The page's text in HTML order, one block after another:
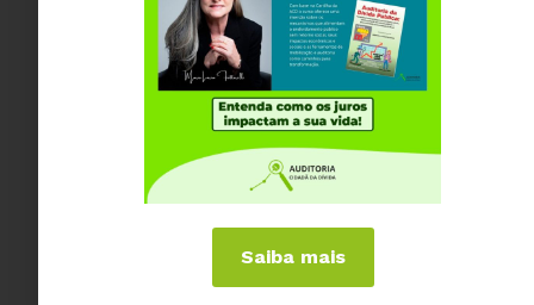
ao contrário de “solucionar” desequilíbrios
fiscais, irá agravá-los: a PEC é recessiva
representa imenso dano à economia do país,
em especial aos Municípios
descumpre frontalmente os artigos 113 e 114 do
Ato das Disposições Transitórias da Constituição
Federal, introduzidos pela EC 95/2016 – Novo
Regime Fiscal, ao deixar de apresentar cálculo
do dano à economia dos país e demais tributos
Saiba mais